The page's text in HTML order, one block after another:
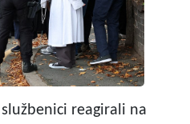
reagirali na